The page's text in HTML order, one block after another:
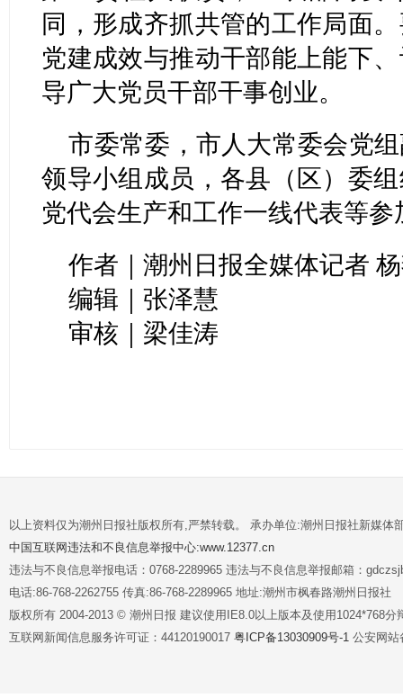
同，形成齐抓共管的工作局面
党建成效与推动干部能上能下
导广大党员干部干事创业。
市委常委，市人大常委会党
领导小组成员，各县（区）委
党代会生产和工作一线代表等参
作者｜潮州日报全媒体记者
编辑｜张泽慧
审核｜梁佳涛
以上资料仅为潮州日报社版权所有,严禁转载。 承办单位:潮州日报社新媒体
中国互联网违法和不良信息举报中心:www.12377.cn
违法与不良信息举报电话：0768-2289965 违法与不良信息举报邮箱：
电话:86-768-2262755 传真:86-768-2289965 地址:潮州市枫春路潮州日报社
版权所有 2004-2013 © 潮州日报 建议使用IE8.0以上版本及使用1024*768分
互联网新闻信息服务许可证：44120190017 粤ICP备13030909号-1 公安网站